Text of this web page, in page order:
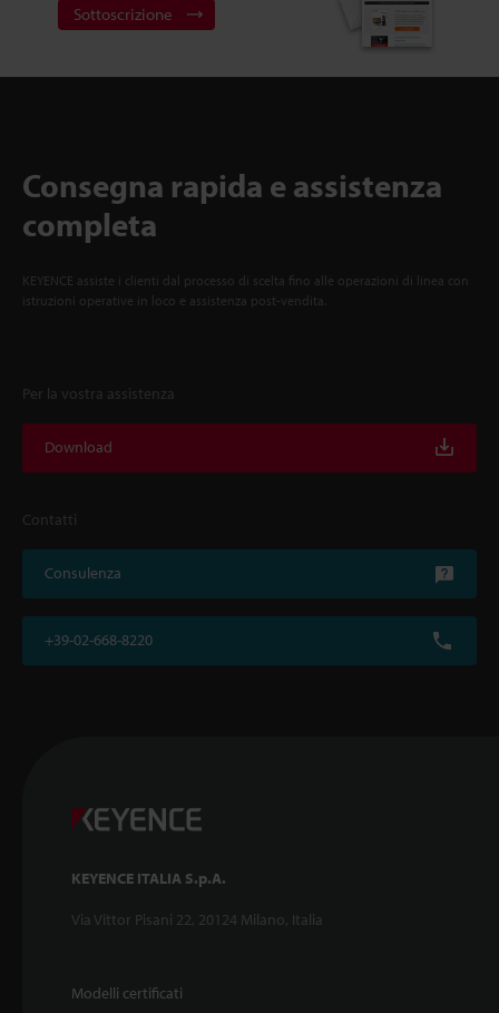
Sottoscrizione
Consegna rapida e assistenza
completa
KEYENCE assiste i clienti dal processo di scelta fino alle operazioni di linea con
istruzioni operative in loco e assistenza post-vendita.
Per la vostra assistenza
Download
Contatti
Consulenza
+39-02-668-8220
KEYENCE ITALIA S.p.A.
Via Vittor Pisani 22, 20124 Milano, Italia
Modelli certificati